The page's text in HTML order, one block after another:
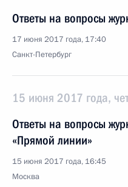
Ответы на вопросы
17 июня 2017 года, 17:40
Санкт-Петербург
15 июня 2017 года,
Ответы на вопросы
«Прямой линии»
15 июня 2017 года, 16:45
Москва